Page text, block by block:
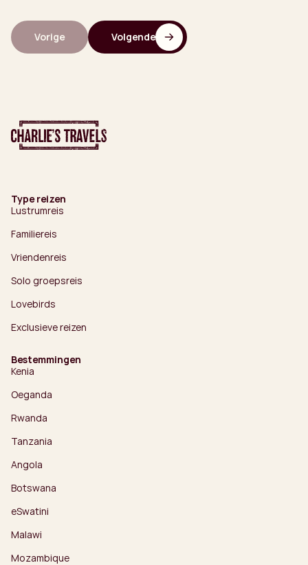
Vorige Volgende
Type reizen
Lustrumreis
Familiereis
Vriendenreis
Solo groepsreis
Lovebirds
Exclusieve reizen
Bestemmingen
Kenia
Oeganda
Rwanda
Tanzania
Angola
Botswana
eSwatini
Malawi
Mozambique